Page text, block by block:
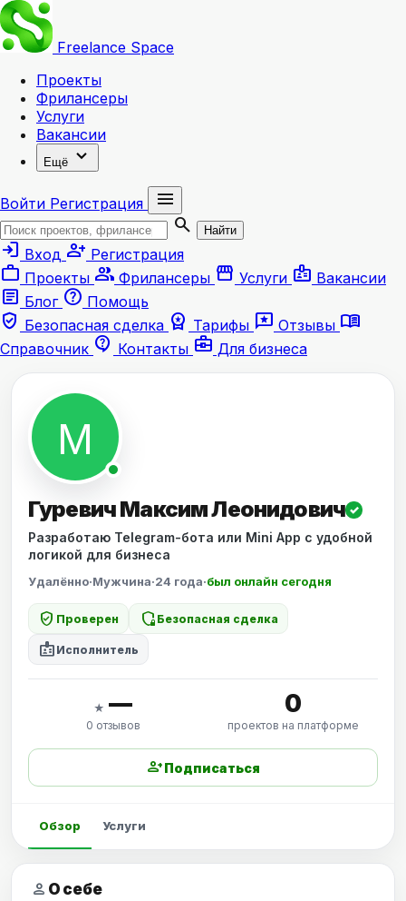
Freelance Space
Проекты
Фрилансеры
Услуги
Вакансии
Ещё expand_more
Войти Регистрация
menu
search
Найти
login Вход person_add Регистрация
work Проекты group Фрилансеры storefront Услуги badge Вакансии
article Блог help Помощь
verified_user Безопасная сделка workspace_premium Тарифы reviews Отзывы menu_book
Справочник contact_support Контакты business_center Для бизнеса
Гуревич Максим Леонидович ✓
Разработаю Telegram-бота или Mini App с удобной
логикой для бизнеса
Удалённо·Мужчина·24 года·был онлайн сегодня
verified_user Проверен shield_locked Безопасная сделка
badge Исполнитель
★ —
0 отзывов
0
проектов на платформе
person_addПодписаться
Обзор Услуги
person О себе